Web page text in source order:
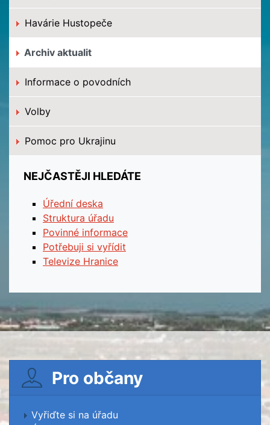
Havárie Hustopeče
Archiv aktualit
Informace o povodních
Volby
Pomoc pro Ukrajinu
NEJČASTĚJI HLEDÁTE
Úřední deska
Struktura úřadu
Povinné informace
Potřebuji si vyřídit
Televize Hranice
Pro občany
Vyřiďte si na úřadu